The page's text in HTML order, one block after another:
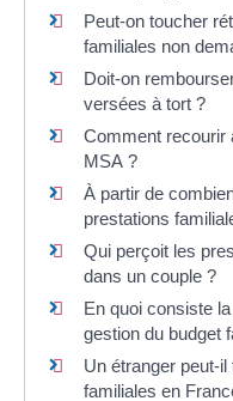
Peut-on toucher
familiales non
Doit-on
versées à tort ?
Comment recourir
MSA ?
À partir de
prestations
Qui perçoit les
dans un couple ?
En quoi consiste
gestion du budget
Un étranger peut-
familiales en